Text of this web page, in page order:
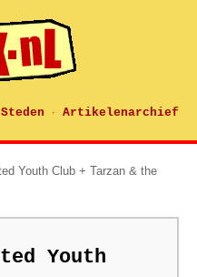
Steden · Artikelenarchief
Youth Club + Tarzan & the
Youth